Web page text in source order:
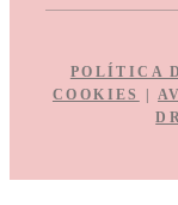
POLÍTICA
COOKIES
|